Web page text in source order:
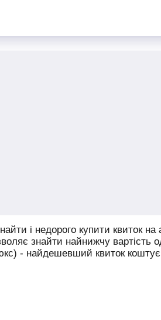
і недорого купити квиток
знайти найнижчу вартість
- найдешевший квиток коштує